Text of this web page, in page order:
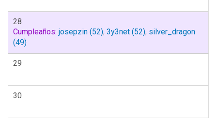
28
Cumpleaños: josepzin (52), 3y3net (52), silver_dragon
(49)
29
30